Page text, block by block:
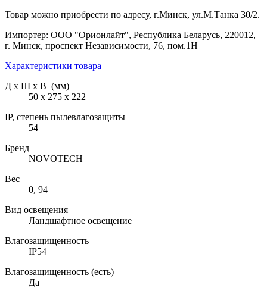
Товар можно приобрести по адресу, г.Минск, ул.М.Танка 30/2.
Импортер: ООО "Орионлайт", Республика Беларусь, 220012,
г. Минск, проспект Независимости, 76, пом.1Н
Характеристики товара
Д х Ш х В (мм)
50 х 275 х 222
IP, степень пылевлагозащиты
54
Бренд
NOVOTECH
Вес
0, 94
Вид освещения
Ландшафтное освещение
Влагозащищенность
IP54
Влагозащищенность (есть)
Да